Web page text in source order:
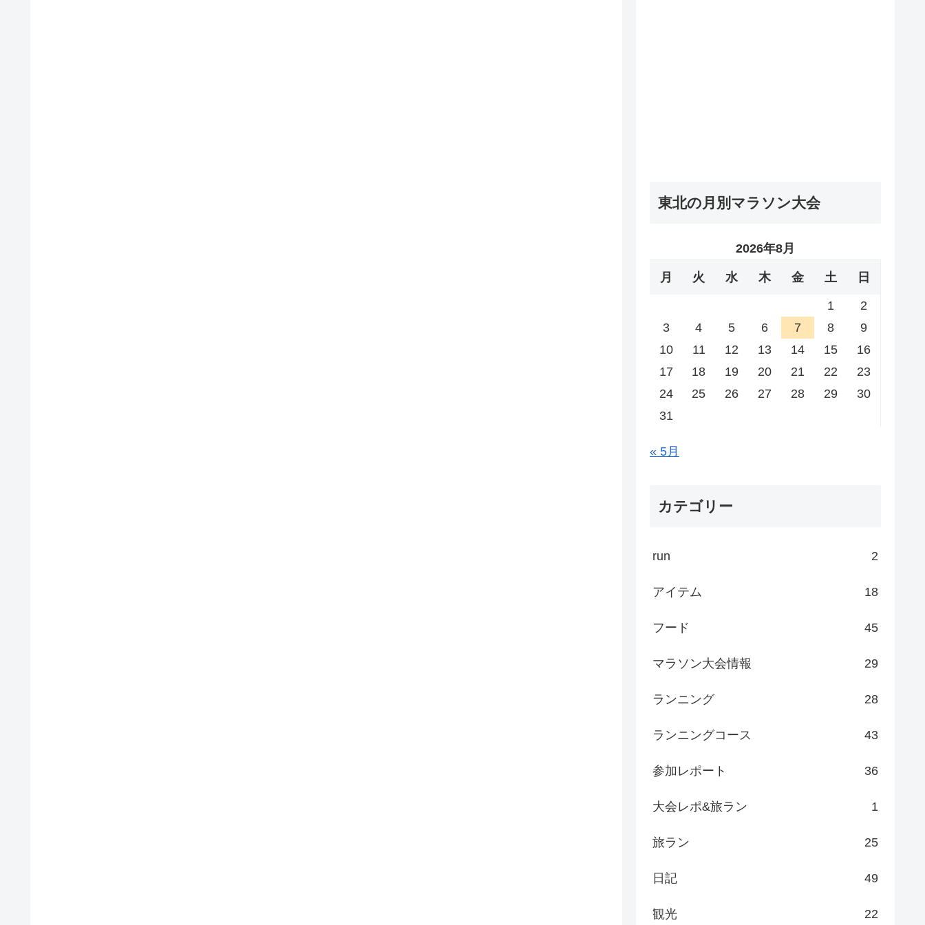
東北の月別マラソン大会
2026年8月
月 火 水 木 金 土 日
1
2
3
4 5 6 7 8
9
10
11 12 13 14 15
16
17
18 19 20 21 22
23
24
25 26 27 28 29
30
31
« 5月
カテゴリー
run 2
アイテム 18
フード 45
マラソン大会情報 29
ランニング 28
ランニングコース 43
参加レポート 36
大会レポ&旅ラン 1
旅ラン 25
日記 49
観光 22